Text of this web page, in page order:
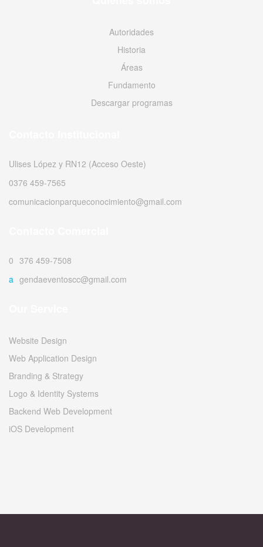
Autoridades
Historia
Áreas
Fundamento
Descargar programas
Ulises López y RN12 (Acceso Oeste)
0376 459-7565
comunicacionparqueconocimiento@gmail.com
0376 459-7508
agendaeventoscc@gmail.com
Website Design
Web Application Design
Branding & Strategy
Logo & Identity Systems
Backend Web Development
iOS Development